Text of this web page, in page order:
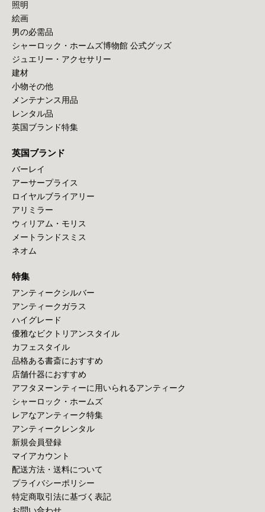
照明
絵画
男の必需品
シャーロック・ホームズ博物館 公式グッズ
ジュエリー・アクセサリー
建材
小物その他
メンテナンス用品
レンタル品
英国ブランド特集
英国ブランド
バーレイ
アーサープライス
ロイヤルブライアリー
アリミラー
ウィリアム・モリス
メートランドスミス
ネオム
特集
アンティークシルバー
アンティークガラス
ハイグレード
優雅なビクトリアンスタイル
カフェスタイル
品格ある書斎におすすめ
店舗什器におすすめ
アフタヌーンティーに用いられるアンティーク
シャーロック・ホームズ
レアなアンティーク特集
アンティークレンタル
新規会員登録
マイアカウント
配送方法・送料について
プライバシーポリシー
特定商取引法に基づく表記